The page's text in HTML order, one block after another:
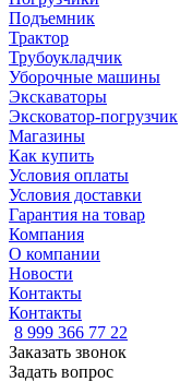
Подъемник
Трактор
Трубоукладчик
Уборочные машины
Экскаваторы
Эксковатор-погрузчик
Магазины
Как купить
Условия оплаты
Условия доставки
Гарантия на товар
Компания
О компании
Новости
Контакты
Контакты
8 999 366 77 22
Заказать звонок
Задать вопрос